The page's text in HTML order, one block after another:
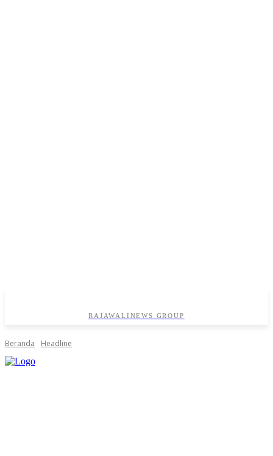
RAJAWALINEWS GROUP
Beranda Headline